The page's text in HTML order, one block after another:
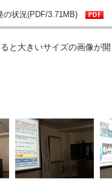
の状況(PDF/3.71MB)
と大きいサイズの画像が開